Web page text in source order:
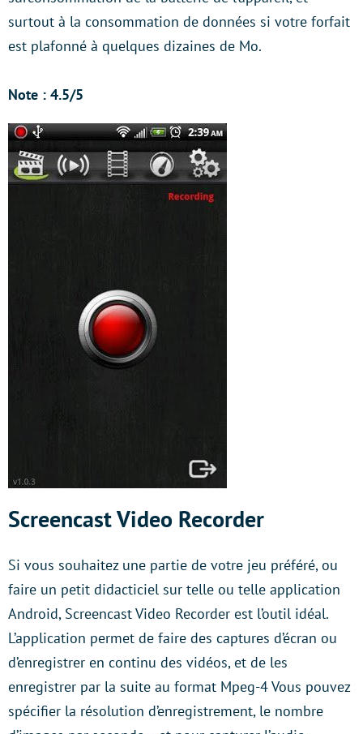
surtout à la consommation de données si votre forfait
est plafonné à quelques dizaines de Mo.
Note : 4.5/5
Screencast Video Recorder
Si vous souhaitez une partie de votre jeu préféré, ou
faire un petit didacticiel sur telle ou telle application
Android, Screencast Video Recorder est l’outil idéal.
L’application permet de faire des captures d’écran ou
d’enregistrer en continu des vidéos, et de les
enregistrer par la suite au format Mpeg-4 Vous pouvez
spécifier la résolution d’enregistrement, le nombre